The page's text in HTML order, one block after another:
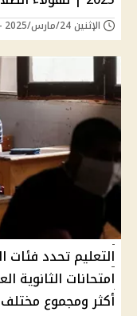
الإثنين 24/مارس/2025 - 09:36 ص
التعليم تحدد فئات
أكثر ومجموع مختلف